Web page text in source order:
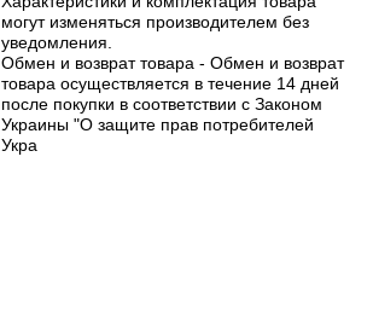
могут изменяться производителем без
уведомления.
Обмен и возврат товара - Обмен и возврат
товара осуществляется в течение 14 дней
после покупки в соответствии с Законом
Украины "О защите прав потребителей
Укра